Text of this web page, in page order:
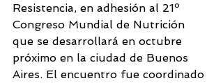
Resistencia, en adhesión al 21º
Congreso Mundial de Nutrición
que se desarrollará en octubre
próximo en la ciudad de Buenos
Aires. El encuentro fue coordinado